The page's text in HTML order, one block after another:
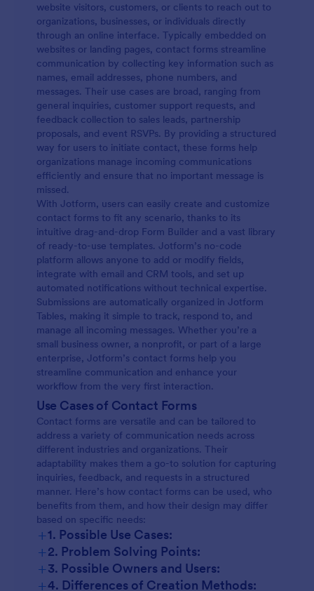
website visitors, customers, or clients to reach out to
organizations, businesses, or individuals directly
through an online interface. Typically embedded on
websites or landing pages, contact forms streamline
communication by collecting key information such as
names, email addresses, phone numbers, and
messages. Their use cases are broad, ranging from
general inquiries, customer support requests, and
feedback collection to sales leads, partnership
proposals, and event RSVPs. By providing a structured
way for users to initiate contact, these forms help
organizations manage incoming communications
efficiently and ensure that no important message is
missed.
With Jotform, users can easily create and customize
contact forms to fit any scenario, thanks to its
intuitive drag-and-drop Form Builder and a vast library
of ready-to-use templates. Jotform’s no-code
platform allows anyone to add or modify fields,
integrate with email and CRM tools, and set up
automated notifications without technical expertise.
Submissions are automatically organized in Jotform
Tables, making it simple to track, respond to, and
manage all incoming messages. Whether you’re a
small business owner, a nonprofit, or part of a large
enterprise, Jotform’s contact forms help you
streamline communication and enhance your
workflow from the very first interaction.
Use Cases of Contact Forms
Contact forms are versatile and can be tailored to
address a variety of communication needs across
different industries and organizations. Their
adaptability makes them a go-to solution for capturing
inquiries, feedback, and requests in a structured
manner. Here’s how contact forms can be used, who
benefits from them, and how their design may differ
based on specific needs:
+1. Possible Use Cases:
+2. Problem Solving Points:
+3. Possible Owners and Users:
+4. Differences of Creation Methods: